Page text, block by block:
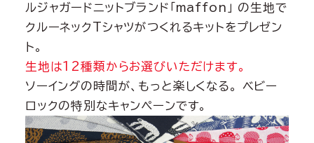
ルジャガードニットブランド「maffon」 の生地で
クルーネックTシャツがつくれるキットをプレゼン
ト。
生地は12種類からお選びいただけます。
ソーイングの時間が、もっと楽しくなる。 ベビー
ロックの特別なキャンペーンです。